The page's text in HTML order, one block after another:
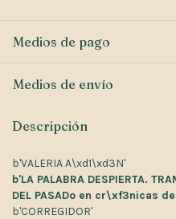
Medios de pago
Medios de envío
Descripción
b'VALERIA A\xd1\xd3N'
b'LA PALABRA DESPIERTA.
DEL PASADo en cr\xf3nicas
b'CORREGIDOR'